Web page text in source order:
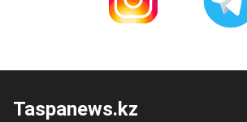
Taspanews.kz